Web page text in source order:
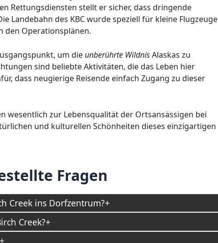
Rettungsdiensten stellt er sicher, dass dringende
Landebahn des KBC wurde speziell für kleine Flugzeuge
den Operationsplänen.
um die unberührte WildnisAlaskas zu
sind beliebte Aktivitäten, die das Leben hier
dass neugierige Reisende einfach Zugang zu dieser
wesentlich zur Lebensqualität der Ortsansässigen bei
und kulturellen Schönheiten dieses einzigartigen
Fragen
Creek ins Dorfzentrum?
Creek?